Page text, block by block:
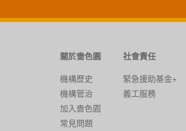
關於嗇色園
機構歷史
機構管治
加入嗇色園
常見問題
社會責任
緊急援助基金+
義工服務